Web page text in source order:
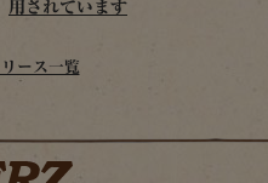
用されています
ース一覧